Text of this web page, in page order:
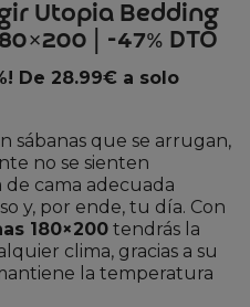
Utopia Bedding
| -47% DTO
De 28.99€ a solo
sábanas que se arrugan,
no se sienten
de cama adecuada
y, por ende, tu día. Con
180×200 tendrás la
clima, gracias a su
la temperatura